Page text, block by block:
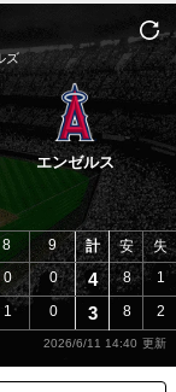
ズ
エンゼルス
8
9
0
0
1 0
計 安 失
4 8 1
3 8 2
2026/6/11 14:40